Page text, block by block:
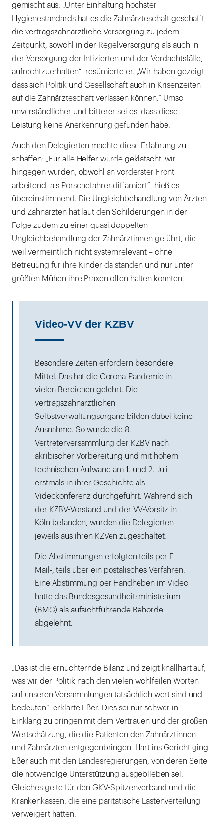
gemischt aus: „Unter Einhaltung höchster
Hygienestandards hat es die Zahnärzteschaft geschafft,
die vertragszahnärztliche Versorgung zu jedem
Zeitpunkt, sowohl in der Regelversorgung als auch in
der Versorgung der Infizierten und der Verdachtsfälle,
aufrechtzuerhalten“, resümierte er. „Wir haben gezeigt,
dass sich Politik und Gesellschaft auch in Krisenzeiten
auf die Zahnärzteschaft verlassen können.“ Umso
unverständlicher und bitterer sei es, dass diese
Leistung keine Anerkennung gefunden habe.
Auch den Delegierten machte diese Erfahrung zu
schaffen: „Für alle Helfer wurde geklatscht, wir
hingegen wurden, obwohl an vorderster Front
arbeitend, als Porschefahrer diffamiert“, hieß es
übereinstimmend. Die Ungleichbehandlung von Ärzten
und Zahnärzten hat laut den Schilderungen in der
Folge zudem zu einer quasi doppelten
Ungleichbehandlung der Zahnärztinnen geführt, die –
weil vermeintlich nicht systemrelevant – ohne
Betreuung für ihre Kinder da standen und nur unter
größten Mühen ihre Praxen offen halten konnten.
Video-VV der KZBV
Besondere Zeiten erfordern besondere
Mittel. Das hat die Corona-Pandemie in
vielen Bereichen gelehrt. Die
vertragszahnärztlichen
Selbstverwaltungsorgane bilden dabei keine
Ausnahme. So wurde die 8.
Vertreterversammlung der KZBV nach
akribischer Vorbereitung und mit hohem
technischen Aufwand am 1. und 2. Juli
erstmals in ihrer Geschichte als
Videokonferenz durchgeführt. Während sich
der KZBV-Vorstand und der VV-Vorsitz in
Köln befanden, wurden die Delegierten
jeweils aus ihren KZVen zugeschaltet.
Die Abstimmungen erfolgten teils per E-
Mail-, teils über ein postalisches Verfahren.
Eine Abstimmung per Handheben im Video
hatte das Bundesgesundheitsministerium
(BMG) als aufsichtführende Behörde
abgelehnt.
„Das ist die ernüchternde Bilanz und zeigt knallhart auf,
was wir der Politik nach den vielen wohlfeilen Worten
auf unseren Versammlungen tatsächlich wert sind und
bedeuten“, erklärte Eßer. Dies sei nur schwer in
Einklang zu bringen mit dem Vertrauen und der großen
Wertschätzung, die die Patienten den Zahnärztinnen
und Zahnärzten entgegenbringen. Hart ins Gericht ging
Eßer auch mit den Landesregierungen, von deren Seite
die notwendige Unterstützung ausgeblieben sei.
Gleiches gelte für den GKV-Spitzenverband und die
Krankenkassen, die eine paritätische Lastenverteilung
verweigert hätten.